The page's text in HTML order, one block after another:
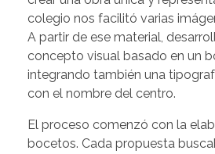
colegio nos facilitó varias
A partir de ese material,
concepto visual basado en un
integrando también una
con el nombre del centro.
El proceso comenzó con la
bocetos. Cada propuesta